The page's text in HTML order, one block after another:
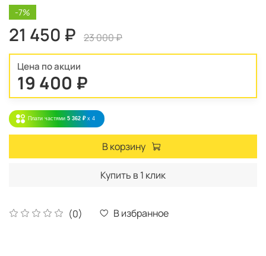
(0) В избранное
-7%
21 450 ₽ 23 000 ₽
Цена по акции
19 400 ₽
Плати частями 5 362 ₽ x 4
В корзину
Купить в 1 клик